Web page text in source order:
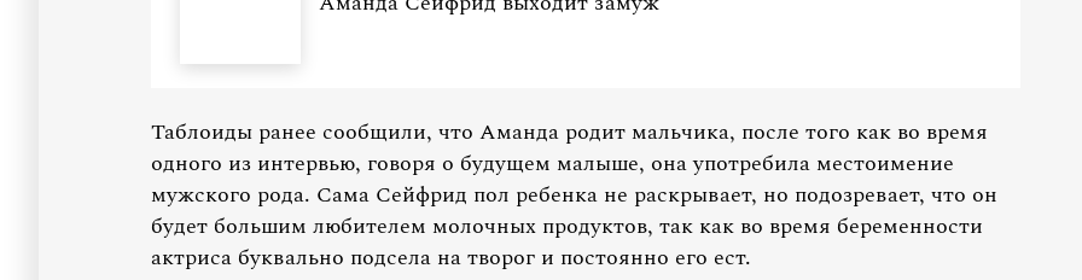
Таблоиды ранее сообщили, что Аманда родит мальчика, после того как во время
одного из интервью, говоря о будущем малыше, она употребила местоимение
мужского рода. Сама Сейфрид пол ребенка не раскрывает, но подозревает, что он
будет большим любителем молочных продуктов, так как во время беременности
актриса буквально подсела на творог и постоянно его ест.